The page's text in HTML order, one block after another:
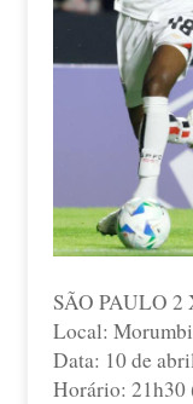
SÃO PAULO
Local:
Data: 10 de
Horário: 21h30